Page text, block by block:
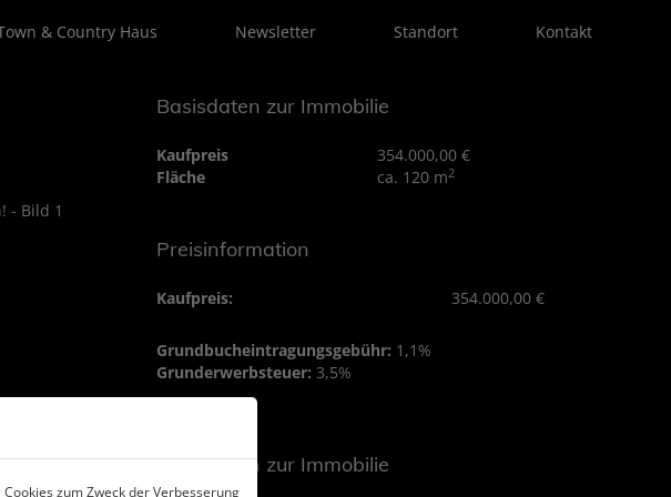
& Country Haus Newsletter Standort Kontakt
Basisdaten zur Immobilie
Kaufpreis
354.000,00 €
Fläche
ca. 120 m2
Preisinformation
Kaufpreis: 354.000,00 €
Grundbucheintragungsgebühr: 1,1%
Grunderwerbsteuer: 3,5%
Basisdaten zur Immobilie
zum Zweck der Verbesserung